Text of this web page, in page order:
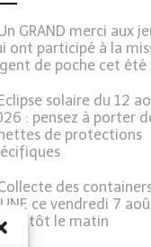
GRAND merci aux
ont participé à la
de poche cet été
solaire du 12
: pensez à porter
de protections
des
ce vendredi 7
tôt le matin